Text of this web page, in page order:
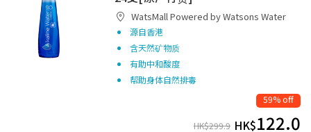
WatsMall Powered by Watsons Water
源自香港
含天然矿物质
有助中和酸度
帮助身体自然排毒
59% off
HK$299.9 HK$122.0